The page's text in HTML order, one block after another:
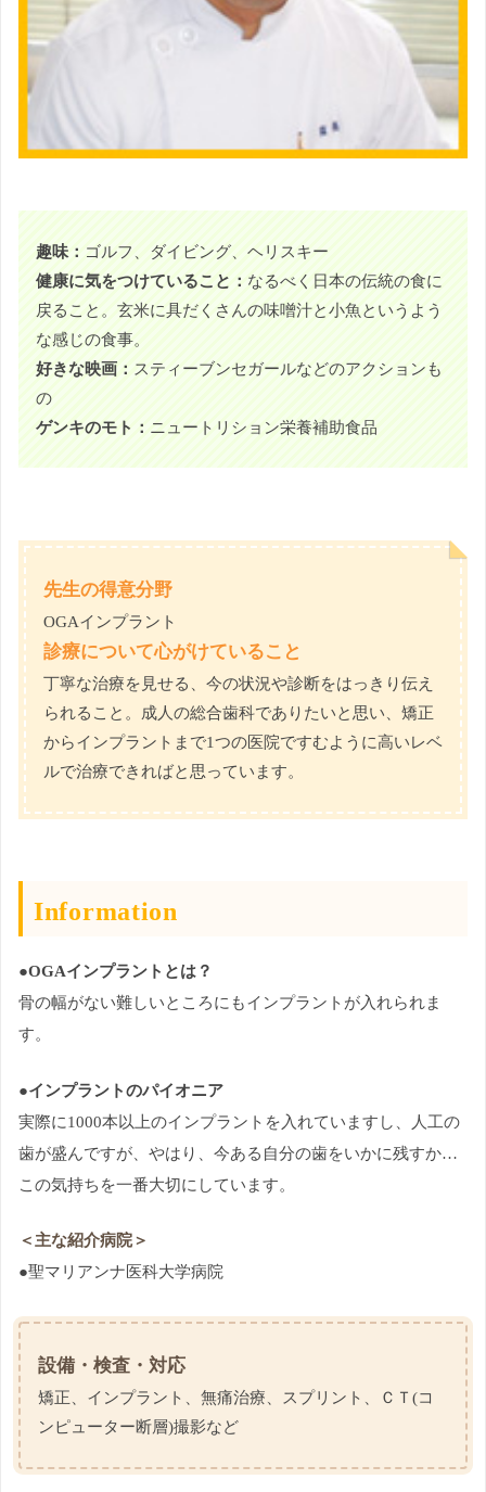
趣味： ゴルフ、ダイビング、ヘリスキー
健康に気をつけていること： なるべく日本の伝統の食に
戻ること。玄米に具だくさんの味噌汁と小魚というよう
な感じの食事。
好きな映画： スティーブンセガールなどのアクションも
の
ゲンキのモト： ニュートリション栄養補助食品
先生の得意分野
OGAインプラント
診療について心がけていること
丁寧な治療を見せる、今の状況や診断をはっきり伝え
られること。成人の総合歯科でありたいと思い、矯正
からインプラントまで1つの医院ですむように高いレベ
ルで治療できればと思っています。
Information
●OGAインプラントとは？
骨の幅がない難しいところにもインプラントが入れられま
す。
●インプラントのパイオニア
実際に1000本以上のインプラントを入れていますし、人工の
歯が盛んですが、やはり、今ある自分の歯をいかに残すか…
この気持ちを一番大切にしています。
＜主な紹介病院＞
●聖マリアンナ医科大学病院
設備・検査・対応
矯正、インプラント、無痛治療、スプリント、ＣＴ(コ
ンピューター断層)撮影など